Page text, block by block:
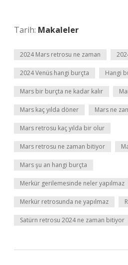
Tarih: Makaleler
2024 Mars retrosu ne zaman
2024 Venüs hangi burçta Hangi
Mars bir burçta ne kadar kalır
Mars kaç yılda döner Mars ne
Mars retrosu kaç yılda bir olur
Mars retrosu ne zaman bitiyor
Mars şu an hangi burçta
Merkür gerilemesinde neler yapılmaz
Merkür retrosunda ne yapılmaz
Satürn retrosu 2024 ne zaman bitiyor